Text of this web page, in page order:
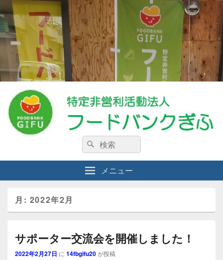
特定非営利活動法人フードバンクぎ
ふ
私たちは、生活に困窮している人々・食料を必要としている人々を支援する
NPO法人です。
検
索:
検
索
メニュー
月: 2022年2月
サポーター交流会を開催しました！
2022年2月27日 に 14fbgifu20が投稿